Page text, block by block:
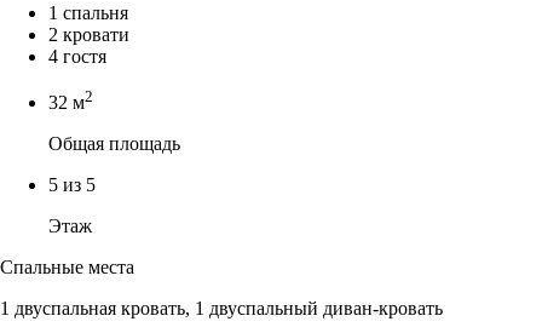
1 спальня
2 кровати
4 гостя
32 м2
Общая площадь
5 из 5
Этаж
Спальные места
1 двуспальная кровать, 1 двуспальный диван-кровать